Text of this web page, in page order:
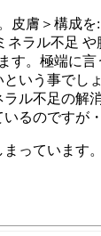
膚＞構成
ラル不足
。極端に
いう事でし
ル不足の解
るのですが・
っています